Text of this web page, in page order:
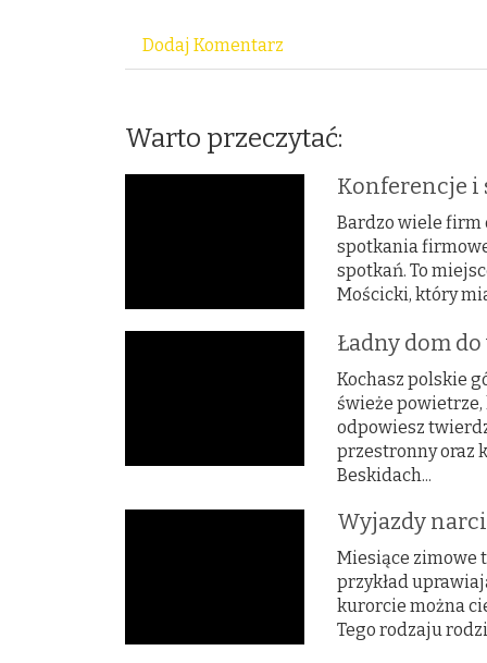
Dodaj Komentarz
Warto przeczytać:
Konferencje i
Bardzo wiele firm
spotkania
spotkań. To
Mościcki, który
Ładny dom
Kochasz polskie
świeże powietrze,
odpowiesz
przestronny oraz
Beskidach...
Wyjazdy
Miesiące zimowe
przykład
kurorcie można
Tego rodzaju